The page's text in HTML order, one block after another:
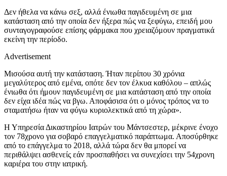
Δεν ήθελα να κάνω σεξ, αλλά ένιωθα παγιδευμένη σε μια
κατάσταση από την οποία δεν ήξερα πώς να ξεφύγω, επειδή μου
συνταγογραφούσε επίσης φάρμακα που χρειαζόμουν πραγματικά
εκείνη την περίοδο.
Advertisement
Μισούσα αυτή την κατάσταση. Ήταν περίπου 30 χρόνια
μεγαλύτερος από εμένα, οπότε δεν τον έλκυα καθόλου – απλώς
ένιωθα ότι ήμουν παγιδευμένη σε μια κατάσταση από την οποία
δεν είχα ιδέα πώς να βγω. Αποφάσισα ότι ο μόνος τρόπος να το
σταματήσω ήταν να φύγω κυριολεκτικά από τη χώρα».
Η Υπηρεσία Δικαστηρίου Ιατρών του Μάντσεστερ, μέκρινε ένοχο
τον 78χρονο για σοβαρό επαγγελματικό παράπτωμα. Αποσύρθηκε
από το επάγγελμα το 2018, αλλά τώρα δεν θα μπορεί να
περιθάλψει ασθενείς εάν προσπαθήσει να συνεχίσει την 54χρονη
καριέρα του στην ιατρική.